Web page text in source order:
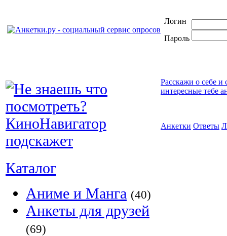
Логин
Пароль
Каталог
Аниме и Манга (40)
Анкеты для друзей
(69)
Расскажи о себе и
интересные тебе
Анкетки Ответы